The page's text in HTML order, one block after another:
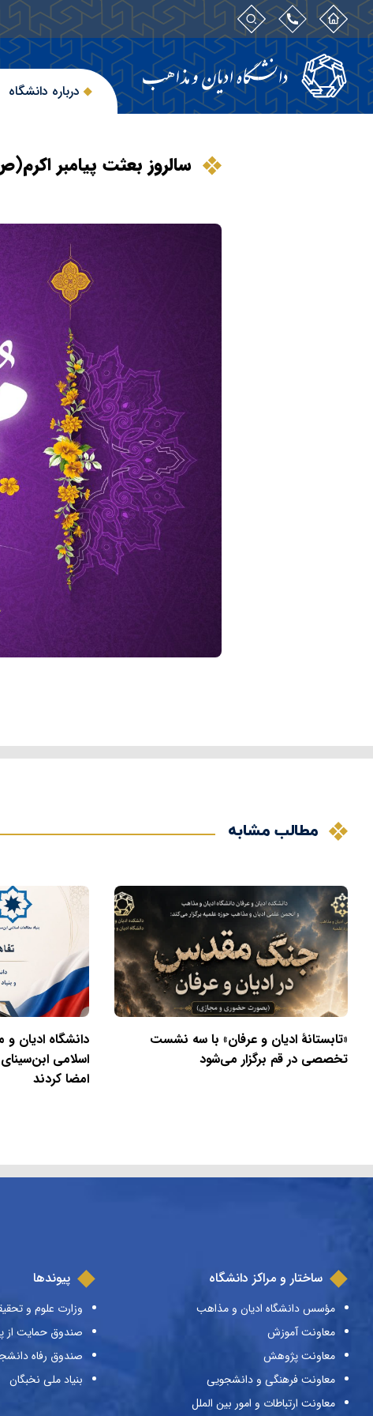
درباره دانشگاه
سالروز بعثت پیامبر
مطالب مشابه
«تابستانهٔ ادیان و عرفان» با سه نشست
تخصصی در قم برگزار می‌شود
دانشگاه ادیان
اسلامی
امضا کردند
ساختار و مراکز دانشگاه
مؤسس دانشگاه ادیان و مذاهب
معاونت آموزش
معاونت پژوهش
معاونت فرهنگی و دانشجویی
معاونت ارتباطات و امور بین الملل
پیوندها
وزارت علوم و
صندوق حمایت از
صندوق رفاه
بنیاد ملی نخبگان